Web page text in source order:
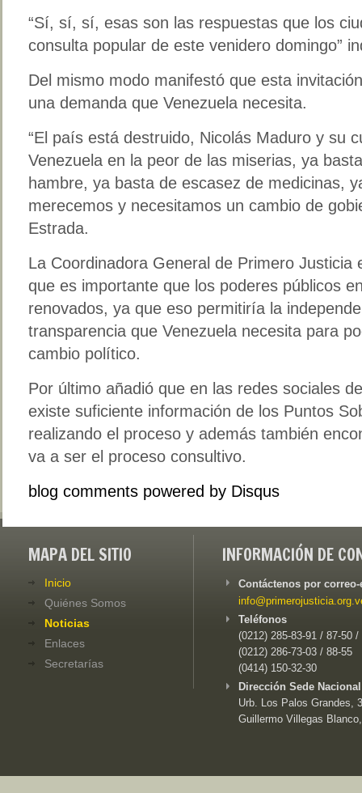
“Sí, sí, sí, esas son las respuestas que los
consulta popular de este venidero domingo”
Del mismo modo manifestó que esta
una demanda que Venezuela necesita.
“El país está destruido, Nicolás Maduro y su
Venezuela en la peor de las miserias, ya
hambre, ya basta de escasez de medicinas,
merecemos y necesitamos un cambio de
Estrada.
La Coordinadora General de Primero Justicia
que es importante que los poderes públicos
renovados, ya que eso permitiría la
transparencia que Venezuela necesita para
cambio político.
Por último añadió que en las redes sociales
existe suficiente información de los Puntos
realizando el proceso y además también
va a ser el proceso consultivo.
blog comments powered by Disqus
MAPA DEL SITIO
Inicio
Quiénes Somos
Noticias
Enlaces
Secretarías
INFORMACIÓN DE
Contáctenos por
Teléfonos
(0212) 285-83-91 / 87-50 /
(0212) 286-73-03 / 88-55
(0414) 150-32-30
Dirección Sede
Urb. Los Palos Grandes,
Guillermo Villegas